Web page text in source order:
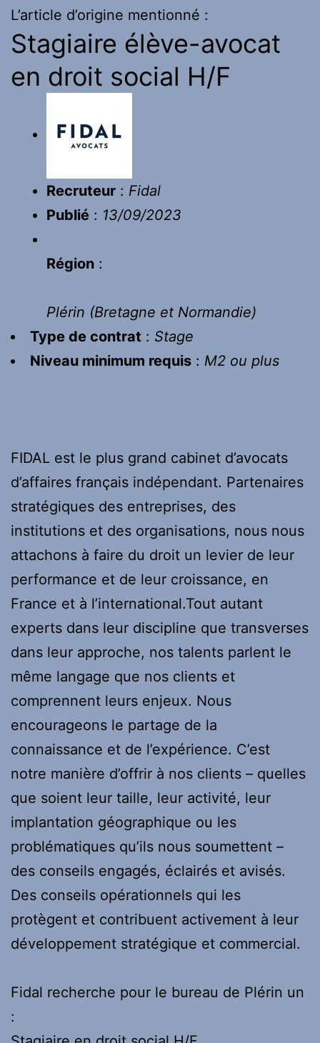
L’article d’origine mentionné :
Stagiaire élève-avocat
en droit social H/F
Recruteur : Fidal
Publié : 13/09/2023
Région :
Plérin (Bretagne et Normandie)
Type de contrat : Stage
Niveau minimum requis : M2 ou plus
FIDAL est le plus grand cabinet d’avocats
d’affaires français indépendant. Partenaires
stratégiques des entreprises, des
institutions et des organisations, nous nous
attachons à faire du droit un levier de leur
performance et de leur croissance, en
France et à l’international.Tout autant
experts dans leur discipline que transverses
dans leur approche, nos talents parlent le
même langage que nos clients et
comprennent leurs enjeux. Nous
encourageons le partage de la
connaissance et de l’expérience. C’est
notre manière d’offrir à nos clients – quelles
que soient leur taille, leur activité, leur
implantation géographique ou les
problématiques qu’ils nous soumettent –
des conseils engagés, éclairés et avisés.
Des conseils opérationnels qui les
protègent et contribuent activement à leur
développement stratégique et commercial.
Fidal recherche pour le bureau de Plérin un
: